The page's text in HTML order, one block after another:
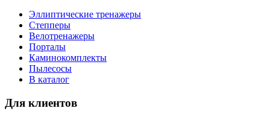
Эллиптические тренажеры
Степперы
Велотренажеры
Порталы
Каминокомплекты
Пылесосы
В каталог
Для клиентов